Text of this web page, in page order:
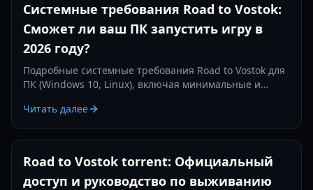
Системные требования Road to Vostok:
Сможет ли ваш ПК запустить игру в
2026 году?
Подробные системные требования Road to Vostok для
ПК (Windows 10, Linux), включая минимальные и
выживания в 2026 году.
Читать далее
Road to Vostok torrent: Официальный
доступ и руководство по выживанию